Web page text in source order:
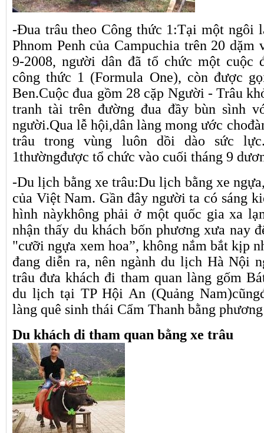
-Đua trâu theo Công thức 1:Tại một ngôi
Phnom Penh của Campuchia trên 20
9-2008, người dân đã tổ chức một cuộc
công thức 1 (Formula One), còn được
Ben.Cuộc đua gồm 28 cặp Người - Trâu
tranh tài trên đường đua đầy bùn sình
người.Qua lễ hội,dân làng mong ước
trâu trong vùng luôn dồi dào sức
1thườngđược tổ chức vào cuối tháng 9
-Du lịch bằng xe trâu:Du lịch bằng xe
của Việt Nam. Gần đây người ta có sáng
hình nàykhông phải ở một quốc gia xa
nhận thấy du khách bốn phương xưa nay
"cưỡi ngựa xem hoa”, không nắm bắt kịp
đang diễn ra, nên ngành du lịch Hà Nội
trâu đưa khách đi tham quan làng gốm
du lịch tại TP Hội An (Quảng
làng quê sinh thái Cẩm Thanh bằng
Du khách di tham quan bằng xe trâu